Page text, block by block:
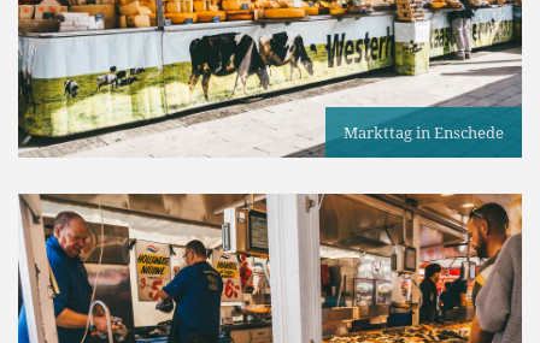
Markttag in Enschede